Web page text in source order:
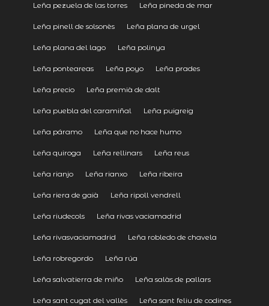
Leña pezuela de las torres Leña pineda de mar
Leña pinell de solsonès Leña plana de urgel
Leña plana del lago Leña polinya
Leña ponteareas Leña poyo Leña prades
Leña precio Leña premià de dalt
Leña puebla del caramiñal Leña puigreig
Leña páramo Leña que no hace humo
Leña quiroga Leña rellinars Leña reus
Leña rianjo Leña rianxo Leña ribeira
Leña riera de gaià Leña ripoll vendrell
Leña riudecols Leña rivas vaciamadrid
Leña rivasvaciamadrid Leña robledo de chavela
Leña robregordo Leña rúa
Leña salvatierra de miño Leña salàs de pallars
Leña sant cugat del vallès Leña sant feliu de codines